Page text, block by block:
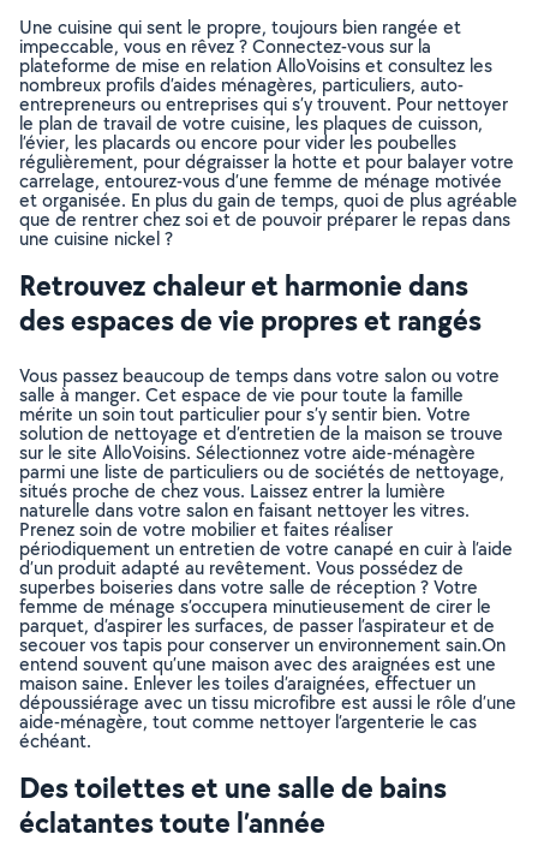
Une cuisine qui sent le propre, toujours bien rangée et
impeccable, vous en rêvez ? Connectez-vous sur la
plateforme de mise en relation AlloVoisins et consultez les
nombreux profils d’aides ménagères, particuliers, auto-
entrepreneurs ou entreprises qui s’y trouvent. Pour nettoyer
le plan de travail de votre cuisine, les plaques de cuisson,
l’évier, les placards ou encore pour vider les poubelles
régulièrement, pour dégraisser la hotte et pour balayer votre
carrelage, entourez-vous d’une femme de ménage motivée
et organisée. En plus du gain de temps, quoi de plus agréable
que de rentrer chez soi et de pouvoir préparer le repas dans
une cuisine nickel ?
Retrouvez chaleur et harmonie dans
des espaces de vie propres et rangés
Vous passez beaucoup de temps dans votre salon ou votre
salle à manger. Cet espace de vie pour toute la famille
mérite un soin tout particulier pour s’y sentir bien. Votre
solution de nettoyage et d’entretien de la maison se trouve
sur le site AlloVoisins. Sélectionnez votre aide-ménagère
parmi une liste de particuliers ou de sociétés de nettoyage,
situés proche de chez vous. Laissez entrer la lumière
naturelle dans votre salon en faisant nettoyer les vitres.
Prenez soin de votre mobilier et faites réaliser
périodiquement un entretien de votre canapé en cuir à l’aide
d’un produit adapté au revêtement. Vous possédez de
superbes boiseries dans votre salle de réception ? Votre
femme de ménage s’occupera minutieusement de cirer le
parquet, d’aspirer les surfaces, de passer l’aspirateur et de
secouer vos tapis pour conserver un environnement sain.On
entend souvent qu’une maison avec des araignées est une
maison saine. Enlever les toiles d’araignées, effectuer un
dépoussiérage avec un tissu microfibre est aussi le rôle d’une
aide-ménagère, tout comme nettoyer l’argenterie le cas
échéant.
Des toilettes et une salle de bains
éclatantes toute l’année